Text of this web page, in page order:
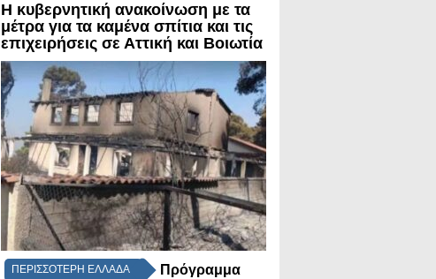
Η κυβερνητική ανακοίνωση με τα
μέτρα για τα καμένα σπίτια και τις
επιχειρήσεις σε Αττική και Βοιωτία
ΠΕΡΙΣΣΟΤΕΡΗ ΕΛΛΑΔΑ
Πρόγραμμα